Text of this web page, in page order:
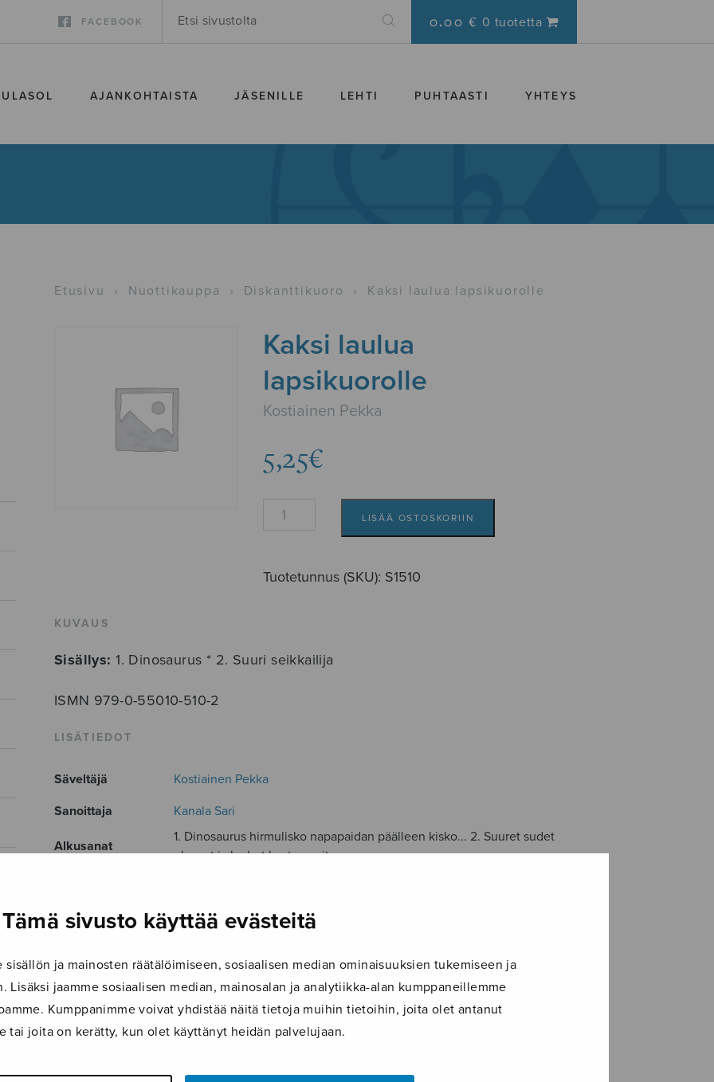
Tämä sivusto käyttää evästeitä
sisällön ja mainosten räätälöimiseen, sosiaalisen median ominaisuuksien tukemiseen ja
Lisäksi jaamme sosiaalisen median, mainosalan ja analytiikka-alan kumppaneillemme
Kumppanimme voivat yhdistää näitä tietoja muihin tietoihin, joita olet antanut
tai joita on kerätty, kun olet käyttänyt heidän palvelujaan.
FACEBOOK 0.00 € 0 tuotetta
AJANKOHTAISTA JÄSENILLE LEHTI PUHTAASTI YHTEYS
Etusivu › Nuottikauppa › Diskanttikuoro › Kaksi laulua lapsikuorolle
Kaksi laulua
lapsikuorolle
Kostiainen Pekka
5,25€
Kaksi
määrä
LISÄÄ OSTOSKORIIN
Tuotetunnus (SKU): S1510
KUVAUS
Sisällys: 1. Dinosaurus * 2. Suuri seikkailija
ISMN 979-0-55010-510-2
LISÄTIEDOT
Säveltäjä
Kostiainen Pekka
Sanoittaja
Kanala Sari
Alkusanat
1. Dinosaurus hirmulisko napapaidan päälleen kisko... 2. Suuret sudet
ulvovat ja karhut kaataa puita...
Musiikkityyli
lastenmusiikki
Paino
25 g
Osastot
Diskanttikuoro
Tuotetunnus
S1510